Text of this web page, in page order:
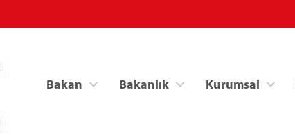
Bakan Bakanlık Kurumsal